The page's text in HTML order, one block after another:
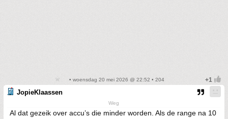
• woensdag 20 mei 2026 @ 22:52 • 204
JopieKlaassen
Weg
Al dat gezeik over accu’s die minder worden. Als de range na 10